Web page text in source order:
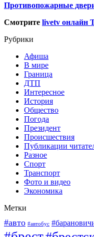
Противопожарные
Смотрите livetv онлайн
Рубрики
Афиша
В мире
Граница
ДТП
Интересное
История
Общество
Погода
Президент
Происшествия
Публикации
Разное
Спорт
Транспорт
Фото и видео
Экономика
Метки
#авто #автобус